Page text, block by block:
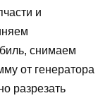
и
снимаем
от генератора
разрезать